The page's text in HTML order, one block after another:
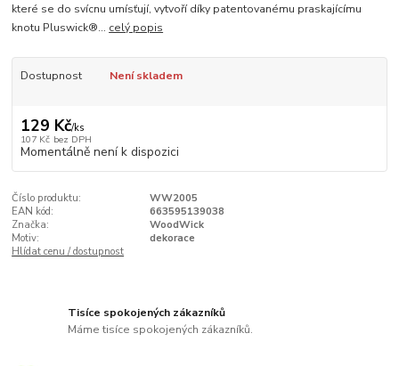
které se do svícnu umísťují, vytvoří díky patentovanému praskajícímu
knotu Pluswick®... celý popis
Dostupnost Není skladem
129 Kč/ks
107 Kč bez DPH
Momentálně není k dispozici
Číslo produktu:
WW2005
EAN kód:
663595139038
Značka:
WoodWick
Motiv:
dekorace
Hlídat cenu / dostupnost
Tisíce spokojených zákazníků
Máme tisíce spokojených zákazníků.